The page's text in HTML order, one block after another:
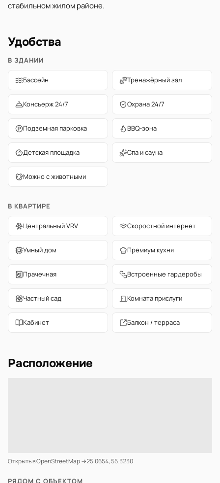
стабильном жилом районе.
Удобства
В ЗДАНИИ
Бассейн Тренажёрный зал
Консьерж 24/7 Охрана 24/7
Подземная парковка BBQ-зона
Детская площадка Спа и сауна
Можно с животными
В КВАРТИРЕ
Центральный VRV Скоростной интернет
Умный дом Премиум кухня
Прачечная Встроенные гардеробы
Частный сад Комната прислуги
Кабинет Балкон / терраса
Расположение
Открыть в OpenStreetMap →25.0654, 55.3230
РЯДОМ С ОБЪЕКТОМ